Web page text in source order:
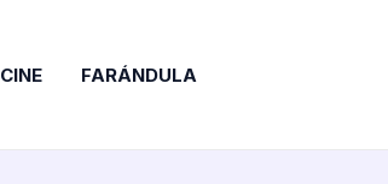
CINE FARÁNDULA